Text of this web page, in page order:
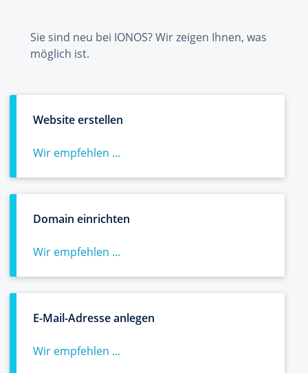
Sie sind neu bei IONOS? Wir zeigen Ihnen, was
möglich ist.
Website erstellen
Wir empfehlen ...
Domain einrichten
Wir empfehlen ...
E-Mail-Adresse anlegen
Wir empfehlen ...